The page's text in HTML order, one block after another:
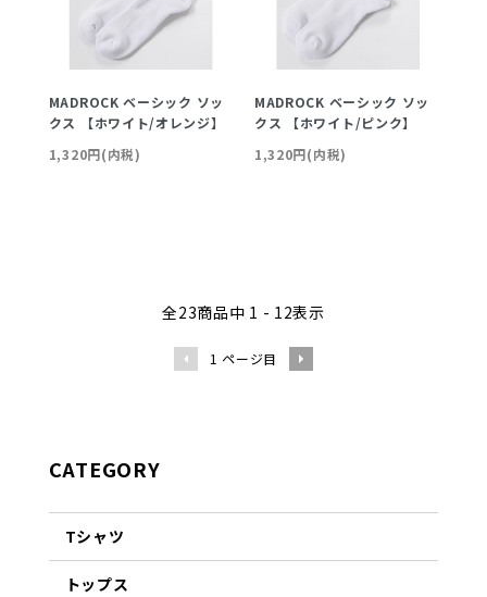
MADROCK ベーシック ソッ
クス 【ホワイト/オレンジ】
1,320円(内税)
MADROCK ベーシック ソッ
クス 【ホワイト/ピンク】
1,320円(内税)
全23商品中 1 - 12表示
1 ページ目
CATEGORY
Tシャツ
トップス